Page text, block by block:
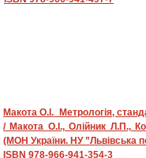
Макота О.І.
Метрологія,
/ Макота О.І., Олійник Л.П.,
(МОН України. НУ ”Львівська
ISBN 978-966-941-354-3